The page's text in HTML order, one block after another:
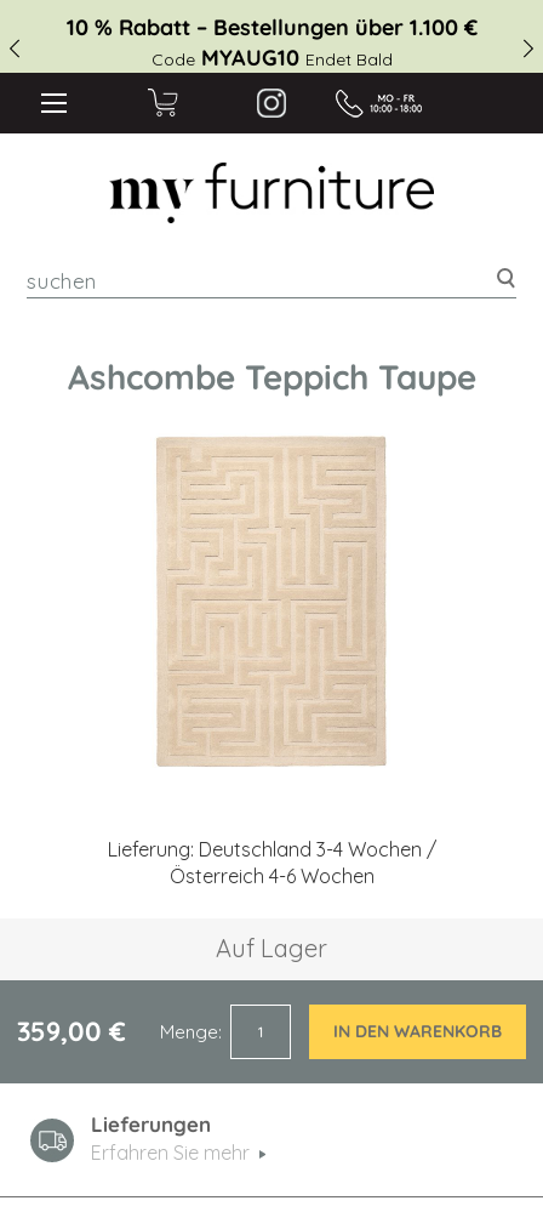
10 % Rabatt – Bestellungen über 1.100 €
CodeMYAUG10 Endet Bald
Ashcombe Teppich Taupe
Lieferung: Deutschland 3-4 Wochen /
Österreich 4-6 Wochen
Auf Lager
359,00 € Menge IN DEN WARENKORB
Lieferungen
Erfahren Sie mehr